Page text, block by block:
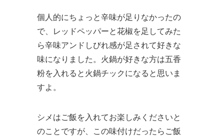
個人的にちょっと辛味が足りなかったの
で、レッドペッパーと花椒を足してみた
ら辛味アンドしびれ感が足されて好きな
味になりました。火鍋が好きな方は五香
粉を入れると火鍋チックになると思いま
すよ。
シメはご飯を入れてお楽しみくださいと
のことですが、この味付けだったらご飯